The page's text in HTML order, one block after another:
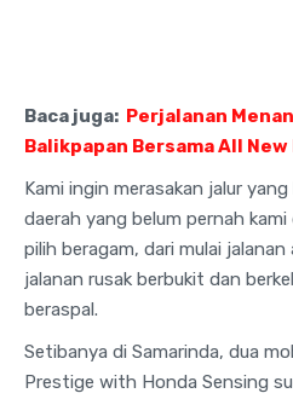
Baca juga: Perjalanan
Balikpapan Bersama All New
Kami ingin merasakan jalur
daerah yang belum pernah
pilih beragam, dari mulai
jalanan rusak berbukit dan
beraspal.
Setibanya di Samarinda, dua
Prestige with Honda Sensing